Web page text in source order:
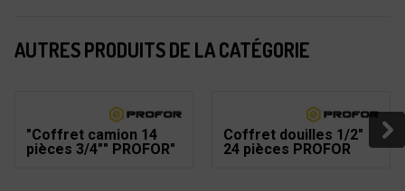
AUTRES PRODUITS DE LA CATÉGORIE
"Coffret camion 14
pièces 3/4"" PROFOR"
Coffret douilles 1/2"
24 pièces PROFOR